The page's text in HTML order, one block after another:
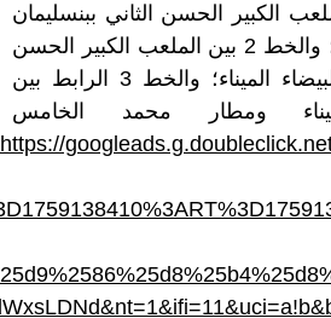
الملعب الكبير الحسن الثاني ببنسليمان
ومطار محمد الخامس؛ والخط 2 بين الملعب الكبير الحسن
الثاني ومحطة الدار البيضاء الميناء؛ والخط 3 الرابط بين
ومطار محمد الخامس
https://